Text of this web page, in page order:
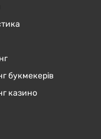
букмекерів
казино